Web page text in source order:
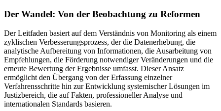
Der Wandel: Von der Beobachtung zu Reformen
Der Leitfaden basiert auf dem Verständnis von Monitoring als einem
zyklischen Verbesserungsprozess, der die Datenerhebung, die
analytische Aufbereitung von Informationen, die Ausarbeitung von
Empfehlungen, die Förderung notwendiger Veränderungen und die
erneute Bewertung der Ergebnisse umfasst. Dieser Ansatz
ermöglicht den Übergang von der Erfassung einzelner
Verfahrensschritte hin zur Entwicklung systemischer Lösungen im
Justizbereich, die auf Fakten, professioneller Analyse und
internationalen Standards basieren.